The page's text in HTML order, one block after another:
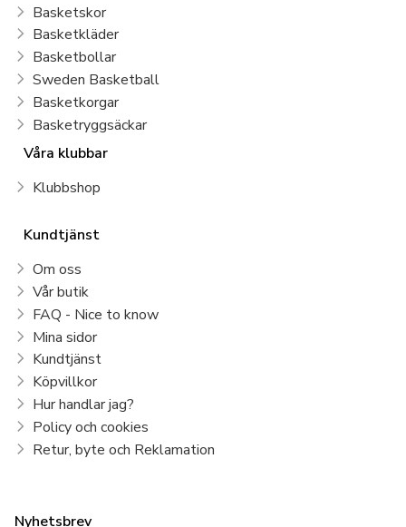
Basketskor
Basketkläder
Basketbollar
Sweden Basketball
Basketkorgar
Basketryggsäckar
Våra klubbar
Klubbshop
Kundtjänst
Om oss
Vår butik
FAQ - Nice to know
Mina sidor
Kundtjänst
Köpvillkor
Hur handlar jag?
Policy och cookies
Retur, byte och Reklamation
Nyhetsbrev